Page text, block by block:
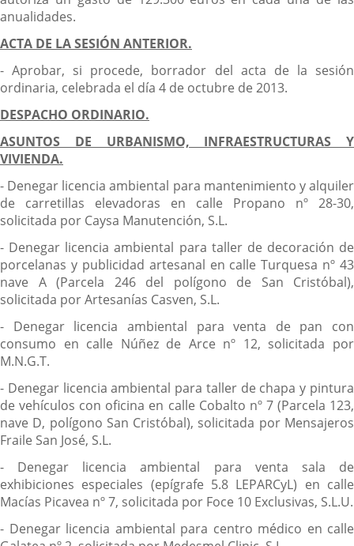
anualidades.
ACTA DE LA SESIÓN ANTERIOR.
- Aprobar, si procede, borrador del acta de la sesión
ordinaria, celebrada el día 4 de octubre de 2013.
DESPACHO ORDINARIO.
ASUNTOS DE URBANISMO, INFRAESTRUCTURAS Y
VIVIENDA.
- Denegar licencia ambiental para mantenimiento y alquiler
de carretillas elevadoras en calle Propano nº 28-30,
solicitada por Caysa Manutención, S.L.
- Denegar licencia ambiental para taller de decoración de
porcelanas y publicidad artesanal en calle Turquesa nº 43
nave A (Parcela 246 del polígono de San Cristóbal),
solicitada por Artesanías Casven, S.L.
- Denegar licencia ambiental para venta de pan con
consumo en calle Núñez de Arce nº 12, solicitada por
M.N.G.T.
- Denegar licencia ambiental para taller de chapa y pintura
de vehículos con oficina en calle Cobalto nº 7 (Parcela 123,
nave D, polígono San Cristóbal), solicitada por Mensajeros
Fraile San José, S.L.
- Denegar licencia ambiental para venta sala de
exhibiciones especiales (epígrafe 5.8 LEPARCyL) en calle
Macías Picavea nº 7, solicitada por Foce 10 Exclusivas, S.L.U.
- Denegar licencia ambiental para centro médico en calle